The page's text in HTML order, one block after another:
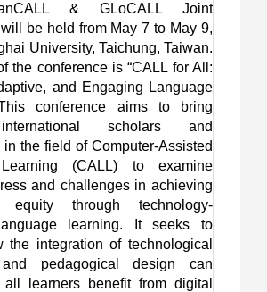
& GLoCALL Joint
be held from May 7 to May 9,
University, Taichung, Taiwan.
the conference is “CALL for All:
and Engaging Language
This conference aims to bring
scholars and
in the field of Computer-Assisted
(CALL) to examine
and challenges in achieving
equity through technology-
learning. It seeks to
the integration of technological
pedagogical design can
learners benefit from digital